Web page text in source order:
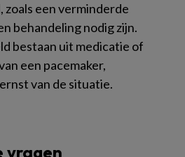
een verminderde
behandeling nodig zijn.
bestaan uit medicatie of
een pacemaker,
van de situatie.
vragen